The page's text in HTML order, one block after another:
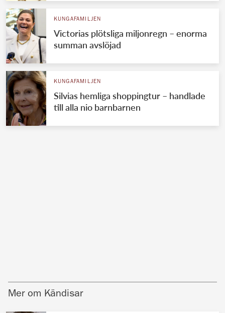
KUNGAFAMILJEN
Victorias plötsliga miljonregn – enorma
summan avslöjad
KUNGAFAMILJEN
Silvias hemliga shoppingtur – handlade
till alla nio barnbarnen
Mer om Kändisar